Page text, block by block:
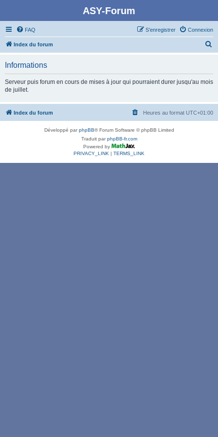
ASY-Forum
FAQ Connexion
S’enregistrer
Index du forum
c
Informations
Serveur puis forum en cours de mises à jour qui pourraient durer jusqu'au mois
de juillet.
Index du forum Heures au format UTC+01:00
Développé parphpBB® Forum Software © phpBB Limited
Traduit parphpBB-fr.com
Powered by
PRIVACY_LINK | TERMS_LINK